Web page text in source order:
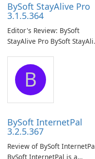
BySoft StayAlive Pro
3.1.5.364
Editor's Review: BySoft
StayAlive Pro BySoft StayAlive
application designed to
ensure the continuous and
uninterrupted operation of
your computer system.
B
BySoft InternetPal
3.2.5.367
Review of BySoft
BySoft InternetPal is a